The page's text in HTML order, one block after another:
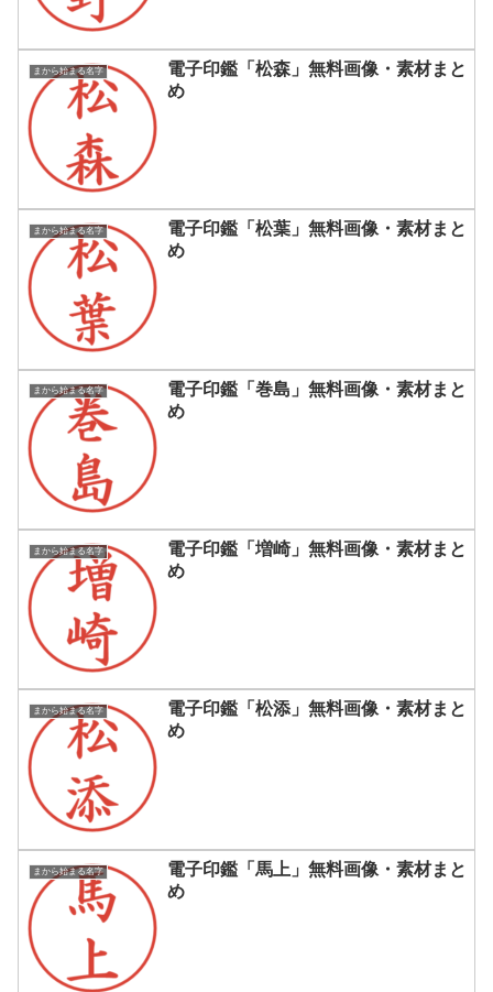
まから始まる名字
電子印鑑「松森」無料画像・素材まと
め
まから始まる名字
電子印鑑「松葉」無料画像・素材まと
め
まから始まる名字
電子印鑑「巻島」無料画像・素材まと
め
まから始まる名字
電子印鑑「増崎」無料画像・素材まと
め
まから始まる名字
電子印鑑「松添」無料画像・素材まと
め
まから始まる名字
電子印鑑「馬上」無料画像・素材まと
め